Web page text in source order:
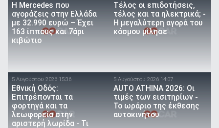
Η Mercedes που
αγοράζεις στην Ελλάδα
με 32.990 ευρώ – Έχει
163 ίππους και 7άρι
κιβώτιο
Τέλος οι επιδοτήσεις,
τέλος και τα ηλεκτρικά; -
Η μεγαλύτερη αγορά του
κόσμου μίλησε
5 Αυγούστου 2026 15:36
Εθνική Οδός:
Επιτρέπονται τα
φορτηγά και τα
λεωφορεία στην
αριστερή λωρίδα - Τι
5 Αυγούστου 2026 14:07
AUTO ATHINA 2026: Οι
τιμές των εισιτηρίων -
Το ωράριο της έκθεσης
αυτοκινήτου